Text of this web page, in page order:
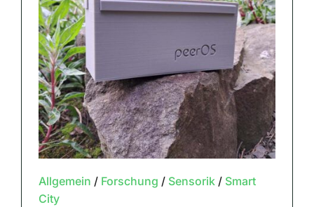
Allgemein / Forschung / Sensorik/ Smart
City